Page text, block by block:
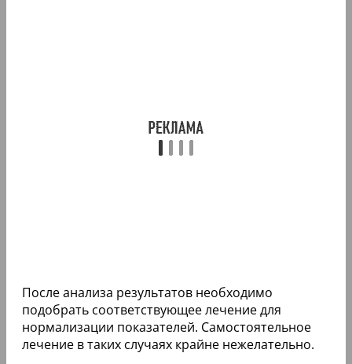
После анализа результатов необходимо
подобрать соответствующее лечение для
нормализации показателей. Самостоятельное
лечение в таких случаях крайне нежелательно.